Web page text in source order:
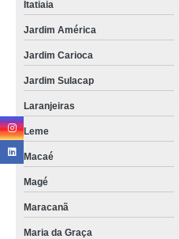
Itatiaia
Jardim América
Jardim Carioca
Jardim Sulacap
Laranjeiras
Leme
Macaé
Magé
Maracanã
Maria da Graça